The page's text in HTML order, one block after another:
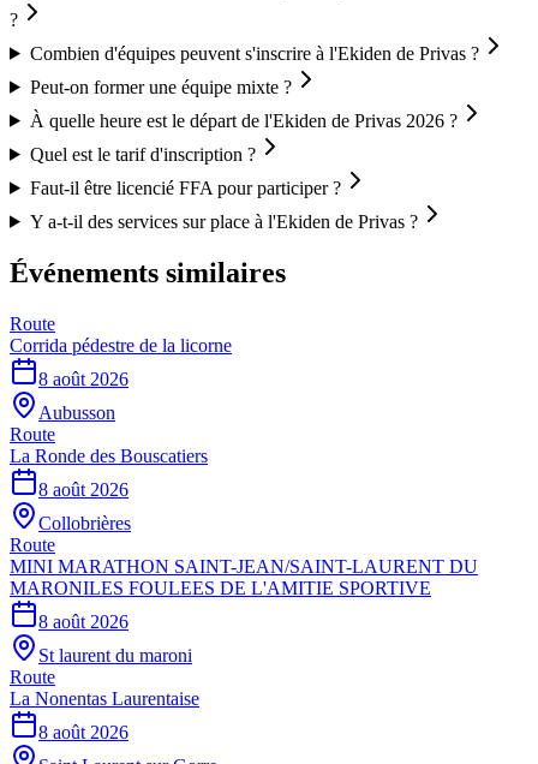
?
Combien d'équipes peuvent s'inscrire à l'Ekiden de Privas ?
Peut-on former une équipe mixte ?
À quelle heure est le départ de l'Ekiden de Privas 2026 ?
Quel est le tarif d'inscription ?
Faut-il être licencié FFA pour participer ?
Y a-t-il des services sur place à l'Ekiden de Privas ?
Événements similaires
Route
Corrida pédestre de la licorne
8 août 2026
Aubusson
Route
La Ronde des Bouscatiers
8 août 2026
Collobrières
Route
MINI MARATHON SAINT-JEAN/SAINT-LAURENT DU
MARONILES FOULEES DE L'AMITIE SPORTIVE
8 août 2026
St laurent du maroni
Route
La Nonentas Laurentaise
8 août 2026